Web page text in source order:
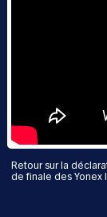
Retour sur la
de finale des Yonex